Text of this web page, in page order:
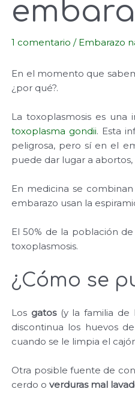
1 comentario / Embarazo
En el momento que
¿por qué?.
La toxoplasmosis es una
toxoplasma gondii. Esta
peligrosa, pero sí en el
puede dar lugar a
En medicina se
embarazo usan la
El 50% de la población
toxoplasmosis.
¿Cómo se
Los gatos(y la familia de
discontinua los huevos
cuando se le limpia el
Otra posible fuente de
cerdo overduras mal